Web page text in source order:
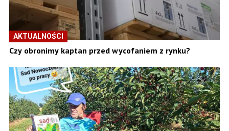
AKTUALNOŚCI
Czy obronimy kaptan przed wycofaniem z rynku?